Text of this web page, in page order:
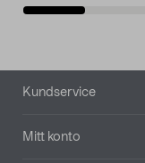
Sidfot
Kundservice
Mitt konto